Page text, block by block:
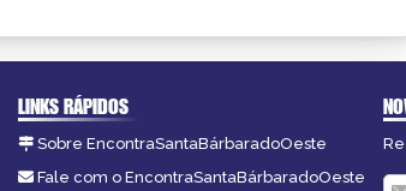
LINKS RÁPIDOS
Sobre EncontraSantaBárbaradoOeste
Fale com o EncontraSantaBárbaradoOeste